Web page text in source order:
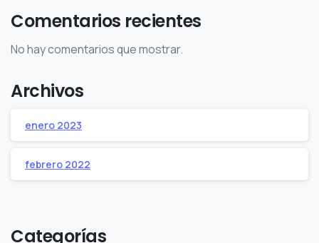
Comentarios recientes
No hay comentarios que mostrar.
Archivos
enero 2023
febrero 2022
Categorías